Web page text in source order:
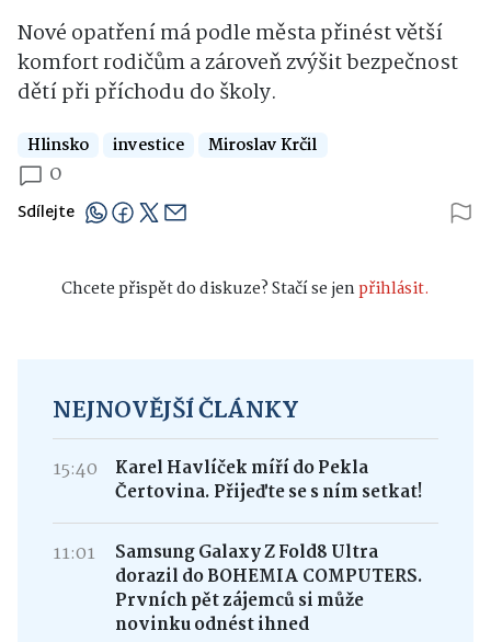
Nové opatření má podle města přinést větší
komfort rodičům a zároveň zvýšit bezpečnost
dětí při příchodu do školy.
Hlinsko investice Miroslav Krčil
0
Sdílejte
Chcete přispět do diskuze? Stačí se jenpřihlásit.
NEJNOVĚJŠÍ ČLÁNKY
15:40
Karel Havlíček míří do Pekla
Čertovina. Přijeďte se s ním setkat!
11:01
Samsung Galaxy Z Fold8 Ultra
dorazil do BOHEMIA COMPUTERS.
Prvních pět zájemců si může
novinku odnést ihned